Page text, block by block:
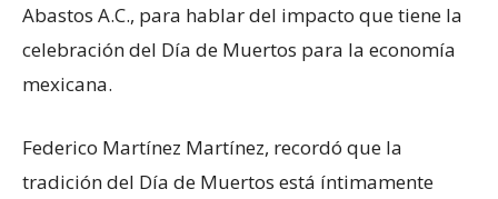
Abastos A.C., para hablar del impacto que tiene la
celebración del Día de Muertos para la economía
mexicana.
Federico Martínez Martínez, recordó que la
tradición del Día de Muertos está íntimamente